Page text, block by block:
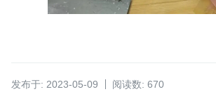
发布于: 2023-05-09 阅读数: 670